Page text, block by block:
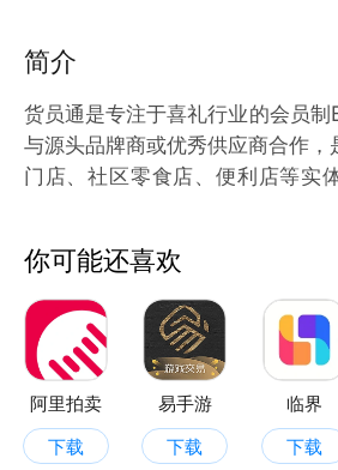
简介
货员通是专注于喜礼行业的会员制
与源头品牌商或优秀供应商合作
门店、社区零食店、便利店等实
主研发和定制“订货，数据，
道，营销”等一系列综合服务。
【货员通特色】
- 品类丰富：平台涵盖糖巧休食
货、冲调饮品、酒水等数千种商
户需求变动，每月持续上线新
品），会员可以在平台上找到各类
你可能还喜欢
阿里拍卖
下载
易手游
下载
临界
下载